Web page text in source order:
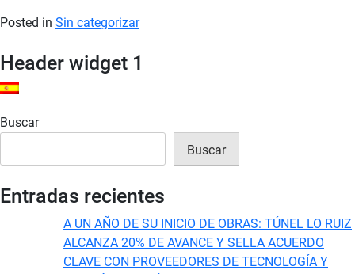
Posted in Sin categorizar
Header widget 1
Buscar
Buscar
Entradas recientes
A UN AÑO DE SU INICIO DE OBRAS: TÚNEL LO RUIZ
ALCANZA 20% DE AVANCE Y SELLA ACUERDO
CLAVE CON PROVEEDORES DE TECNOLOGÍA Y